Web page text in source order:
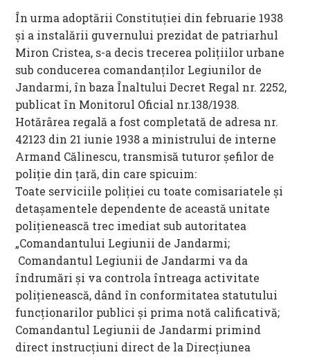
În urma adoptării Constituţiei din februarie 1938
şi a instalării guvernului prezidat de patriarhul
Miron Cristea, s-a decis trecerea poliţiilor urbane
sub conducerea comandanţilor Legiunilor de
Jandarmi, în baza Înaltului Decret Regal nr. 2252,
publicat în Monitorul Oficial nr.138/1938.
Hotărârea regală a fost completată de adresa nr.
42123 din 21 iunie 1938 a ministrului de interne
Armand Călinescu, transmisă tuturor şefilor de
poliţie din ţară, din care spicuim:
Toate serviciile poliţiei cu toate comisariatele şi
detaşamentele dependente de această unitate
poliţienească trec imediat sub autoritatea
„Comandantului Legiunii de Jandarmi;
Comandantul Legiunii de Jandarmi va da
îndrumări şi va controla întreaga activitate
poliţienească, dând în conformitatea statutului
funcţionarilor publici şi prima notă calificativă;
Comandantul Legiunii de Jandarmi primind
direct instrucţiuni direct de la Direcţiunea